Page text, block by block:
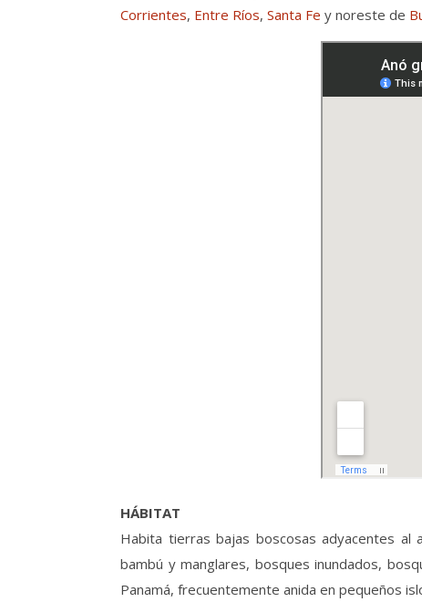
Corrientes, Entre Ríos, Santa Fe y noreste de
HÁBITAT
Habita tierras bajas boscosas adyacentes al
bambú y manglares, bosques inundados,
Panamá, frecuentemente anida en pequeños